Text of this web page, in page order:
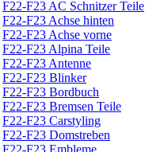
F22-F23 AC Schnitzer Teile
F22-F23 Achse hinten
F22-F23 Achse vorne
F22-F23 Alpina Teile
F22-F23 Antenne
F22-F23 Blinker
F22-F23 Bordbuch
F22-F23 Bremsen Teile
F22-F23 Carstyling
F22-F23 Domstreben